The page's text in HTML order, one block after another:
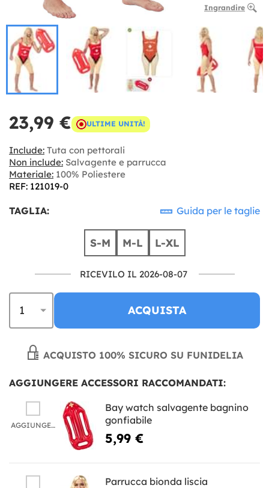
Ingrandire
23,99 € ULTIME UNITÀ!
Include: Tuta con pettorali
Non include: Salvagente e parrucca
Materiale: 100% Poliestere
REF: 121019-0
TAGLIA: Guida per le taglie
S-M M-L L-XL
RICEVILO IL 2026-08-07
ACQUISTA
ACQUISTO 100% SICURO SU FUNIDELIA
AGGIUNGERE ACCESSORI RACCOMANDATI:
AGGIUNGERE
Bay watch salvagente bagnino
gonfiabile
5,99 €
Parrucca bionda liscia